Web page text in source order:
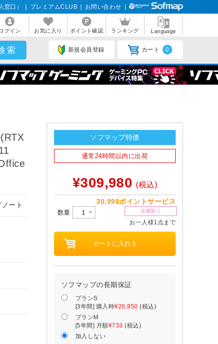
窓口） プレミアムCLUB お問い合わせ
ログイン お気に入り ポイント確認 ランキング Language
新規会員登録 カート 0
ート
ソフマップ特価
通常24時間以内に出荷
¥309,980 (税込)
30,998ポイントサービス
数量 在庫限り
お一人様1点まで
ソフマップの長期保証
プランS
[3年間] 購入時¥20,950 (税込)
プランM
[5年間] 月額¥733 (税込)
加入しない